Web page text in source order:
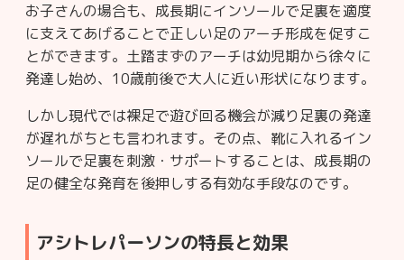
お子さんの場合も、成長期にインソールで足裏を適度
に支えてあげることで正しい足のアーチ形成を促すこ
とができます。土踏まずのアーチは幼児期から徐々に
発達し始め、10歳前後で大人に近い形状になります。
しかし現代では裸足で遊び回る機会が減り足裏の発達
が遅れがちとも言われます。その点、靴に入れるイン
ソールで足裏を刺激・サポートすることは、成長期の
足の健全な発育を後押しする有効な手段なのです。
アシトレパーソンの特長と効果